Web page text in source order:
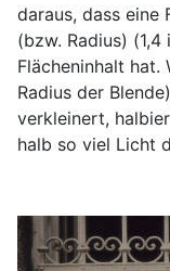
daraus, dass eine
(bzw. Radius)
Flächeninhalt hat.
Radius der
verkleinert,
halb so viel Licht